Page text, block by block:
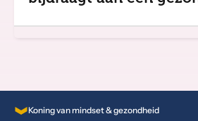
Koning van mindset & gezondheid